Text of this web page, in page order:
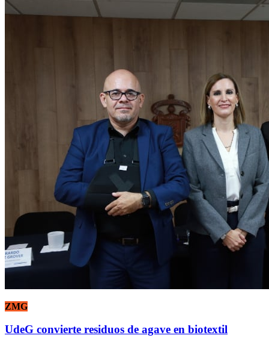
ZMG
UdeG convierte residuos de agave en biotextil